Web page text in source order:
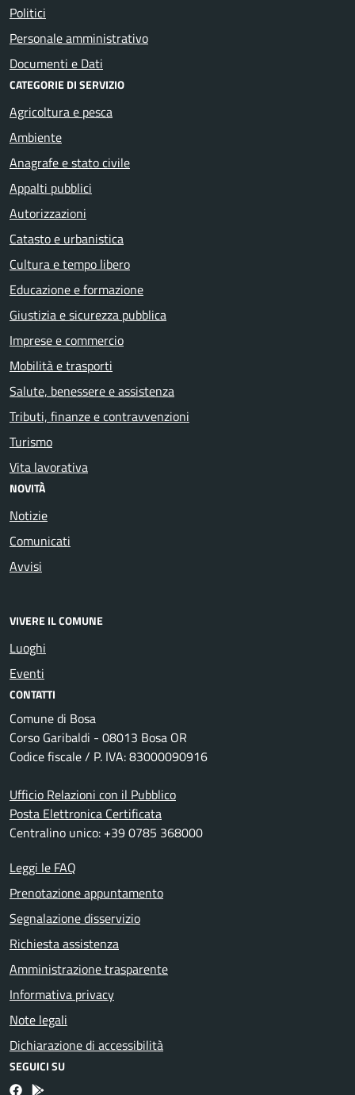
Politici
Personale amministrativo
Documenti e Dati
CATEGORIE DI SERVIZIO
Agricoltura e pesca
Ambiente
Anagrafe e stato civile
Appalti pubblici
Autorizzazioni
Catasto e urbanistica
Cultura e tempo libero
Educazione e formazione
Giustizia e sicurezza pubblica
Imprese e commercio
Mobilità e trasporti
Salute, benessere e assistenza
Tributi, finanze e contravvenzioni
Turismo
Vita lavorativa
NOVITÀ
Notizie
Comunicati
Avvisi
VIVERE IL COMUNE
Luoghi
Eventi
CONTATTI
Comune di Bosa
Corso Garibaldi - 08013 Bosa OR
Codice fiscale / P. IVA: 83000090916
Ufficio Relazioni con il Pubblico
Posta Elettronica Certificata
Centralino unico: +39 0785 368000
Leggi le FAQ
Prenotazione appuntamento
Segnalazione disservizio
Richiesta assistenza
Amministrazione trasparente
Informativa privacy
Note legali
Dichiarazione di accessibilità
SEGUICI SU
FacebookBosa inApp